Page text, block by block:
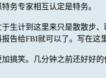
务专家相互认定是特务。
生计到这里来只是散散步
告给FBI就可以了。写在这
搞笑。几分钟之前还好好